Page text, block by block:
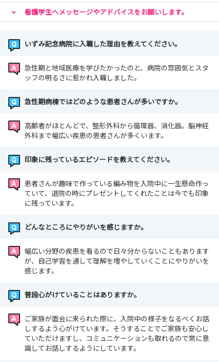
＊病院見学会を実施しております＊
特に日程の指定はございません☆自分の予定に合わせて見
学が可能です！
また所要時間は1時間程度なのでプライベートもしっかり
確保できます。
当日は看護部長がマンツーマンでご案内！聞きづらいこと
予約フォームからご応募お待ちしております！
看護学生へメッセージやアドバイスをお願いします。
いずみ記念病院に入職した理由を教えてください。
急性期と地域医療を学びたかったのと、病院の雰囲気とスタ
ッフの明るさに惹かれ入職しました。
急性期病棟ではどのような患者さんが多いですか。
高齢者がほとんどで、整形外科から循環器、消化器。脳神経
外科まで幅広い疾患の患者さんが多くいます。
印象に残っているエピソードを教えてください。
患者さんが趣味で作っている編み物を入院中に一生懸命作っ
ていて、退院の時にプレゼントしてくれたことは今でも印象
に残っています。
どんなところにやりがいを感じますか。
幅広い分野の疾患を看るので日々分からないこともあります
が、自己学習を通して理解を増やしていくことにやりがいを
感じます。
普段心がけていることはありますか。
ご家族が面会に来られた際に、入院中の様子をなるべくお話
しするよう心がけています。そうすることでご家族も安心し
ていただけますし、コミュニケーションも取れるので常に意
識してお話しするようにしています。